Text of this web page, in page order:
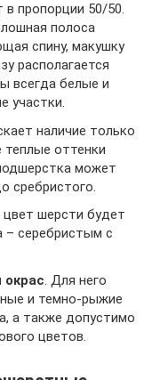
пропорции 50/50.
полоса
спину, макушку
располагается
всегда белые и
участки.
наличие только
теплые оттенки
может
сребристого.
шерсти будет
– серебристым с
. Для него
и темно-рыжие
а также допустимо
цветов.